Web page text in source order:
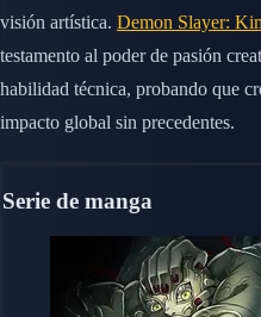
visión artística. Demon Slayer:
testamento al poder de pasión
habilidad técnica, probando que
impacto global sin precedentes.
Serie de manga